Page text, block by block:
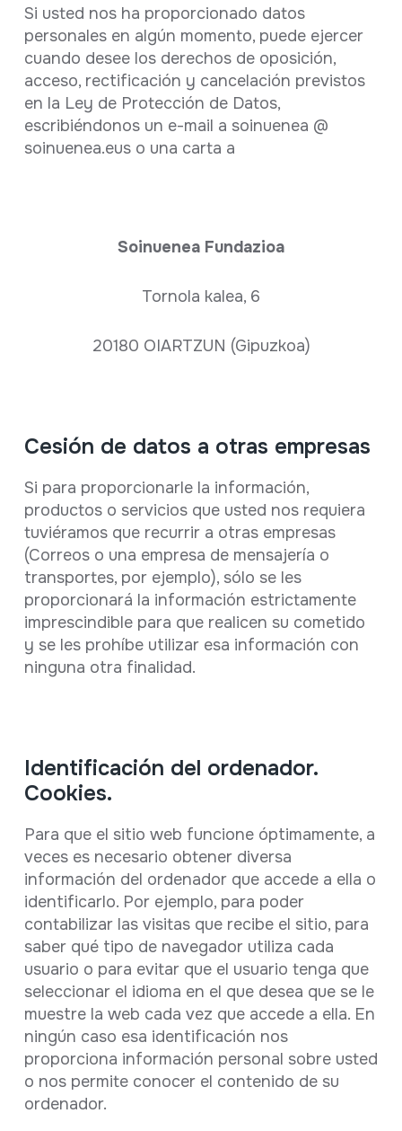
Si usted nos ha proporcionado datos
personales en algún momento, puede ejercer
cuando desee los derechos de oposición,
acceso, rectificación y cancelación previstos
en la Ley de Protección de Datos,
escribiéndonos un e-mail a soinuenea @
soinuenea.eus o una carta a
Soinuenea Fundazioa
Tornola kalea, 6
20180 OIARTZUN (Gipuzkoa)
Cesión de datos a otras empresas
Si para proporcionarle la información,
productos o servicios que usted nos requiera
tuviéramos que recurrir a otras empresas
(Correos o una empresa de mensajería o
transportes, por ejemplo), sólo se les
proporcionará la información estrictamente
imprescindible para que realicen su cometido
y se les prohíbe utilizar esa información con
ninguna otra finalidad.
Identificación del ordenador.
Cookies.
Para que el sitio web funcione óptimamente, a
veces es necesario obtener diversa
información del ordenador que accede a ella o
identificarlo. Por ejemplo, para poder
contabilizar las visitas que recibe el sitio, para
saber qué tipo de navegador utiliza cada
usuario o para evitar que el usuario tenga que
seleccionar el idioma en el que desea que se le
muestre la web cada vez que accede a ella. En
ningún caso esa identificación nos
proporciona información personal sobre usted
o nos permite conocer el contenido de su
ordenador.